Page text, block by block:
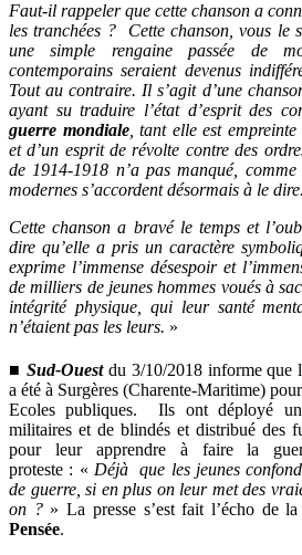
Faut-il rappeler que cette chanson a
les tranchées ?
Cette chanson, vous le
une simple rengaine passée de
contemporains seraient devenus
Tout au contraire. Il s’agit d’une
ayant su traduire l’état d’esprit des
guerre mondiale, tant elle est empreinte
et d’un esprit de révolte contre des
de 1914-1918 n’a pas manqué,
modernes s’accordent désormais à le dire.
Cette chanson a bravé le temps et
dire qu’elle a pris un caractère
exprime l’immense désespoir et
de milliers de jeunes hommes voués à
intégrité physique, qui leur santé
n’étaient pas les leurs. »
■ Sud-Ouestdu 3/10/2018 informe que
a été à Surgères (Charente-Maritime)
Ecoles publiques.
Ils ont déployé
militaires et de blindés et distribué des
pour leur apprendre à faire la
proteste : « Déjà
que les jeunes
de guerre, si en plus on leur met des
on ?» La presse s’est fait l’écho de la
Pensée.